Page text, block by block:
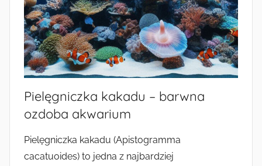
Pielęgniczka kakadu – barwna
ozdoba akwarium
Pielęgniczka kakadu (Apistogramma
cacatuoides) to jedna z najbardziej